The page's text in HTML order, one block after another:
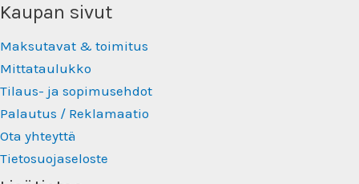
Kaupan sivut
Maksutavat & toimitus
Mittataulukko
Tilaus- ja sopimusehdot
Palautus / Reklamaatio
Ota yhteyttä
Tietosuojaseloste